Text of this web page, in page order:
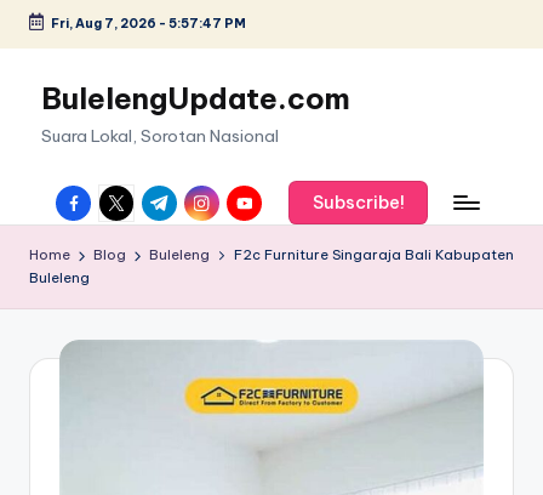
Skip
content
Fri, Aug 7, 2026 - 5:57:48 PM
BulelengUpdate.com
Suara Lokal, Sorotan Nasional
facebook.com
twitter.com
t.me instagram.com
youtube.comSubscribe!
Home Blog Buleleng
F2c Furniture Singaraja Bali Kabupaten
Buleleng